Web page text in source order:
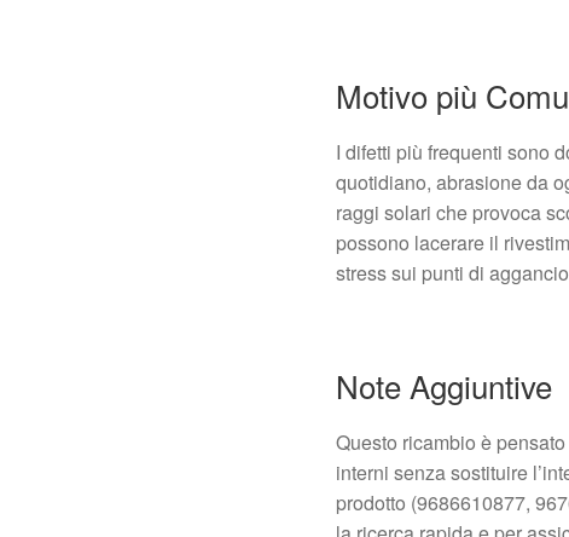
Motivo più
I difetti più frequenti sono
quotidiano, abrasione da
raggi solari che provoca
possono lacerare il
stress sui punti di
Note Aggiuntive
Questo ricambio è
interni senza sostituire
prodotto (9686610877,